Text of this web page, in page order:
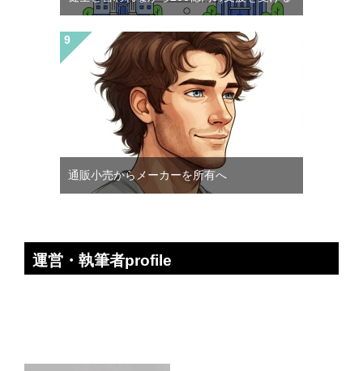
通販小売からメーカーを所有へ
運営・執筆者profile